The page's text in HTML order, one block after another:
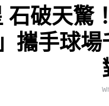
城
三
星
石
石破天驚
攜手球